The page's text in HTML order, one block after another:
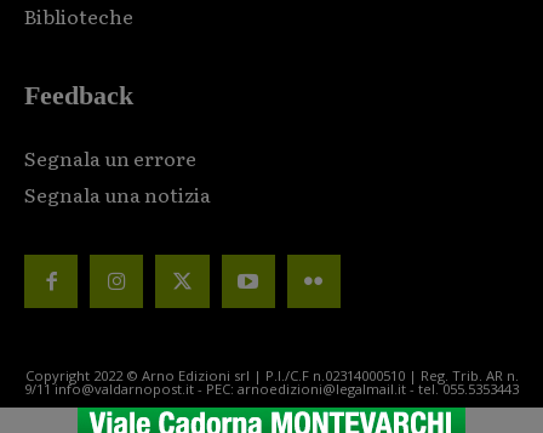
Biblioteche
Feedback
Segnala un errore
Segnala una notizia
Copyright 2022 © Arno Edizioni srl | P.I./C.F n.02314000510 | Reg. Trib. AR n.
9/11 info@valdarnopost.it - PEC: arnoedizioni@legalmail.it - tel. 055.5353443